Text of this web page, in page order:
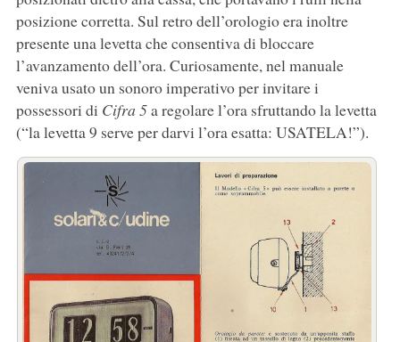
posizione corretta. Sul retro dell’orologio era inoltre
presente una levetta che consentiva di bloccare
l’avanzamento dell’ora. Curiosamente, nel manuale
veniva usato un sonoro imperativo per invitare i
possessori di Cifra 5a regolare l’ora sfruttando la levetta
(“la levetta 9 serve per darvi l’ora esatta: USATELA!”).